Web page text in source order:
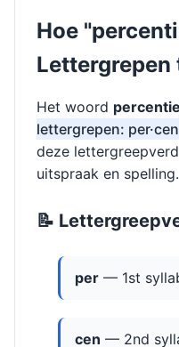
Hoe
Lettergrepen
Het woord
lettergrepen:
deze
uitspraak en spelling.
📝
per — 1st
cen — 2nd